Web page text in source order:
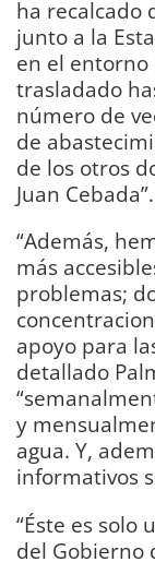
ha recalcado
junto a la
en el entorno
trasladado
número de
de
de los otros
Juan Cebada”.
“Además,
más
problemas;
apoyo para
detallado
y
agua. Y,
informativos
“Éste es solo
del Gobierno